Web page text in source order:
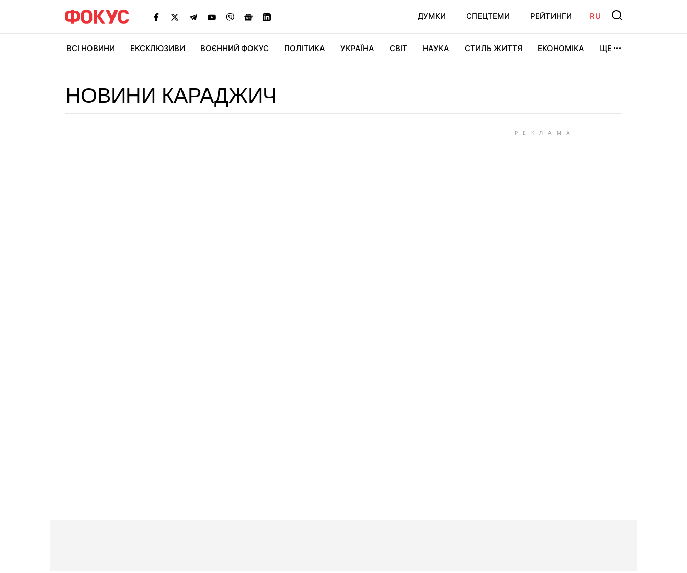
ДУМКИ СПЕЦТЕМИ РЕЙТИНГИ RU
ВСІ НОВИНИ ЕКСКЛЮЗИВИ ВОЄННИЙ ФОКУС ПОЛІТИКА УКРАЇНА СВІТ НАУКА СТИЛЬ ЖИТТЯ ЕКОНОМІКА ЩЕ
НОВИНИ КАРАДЖИЧ